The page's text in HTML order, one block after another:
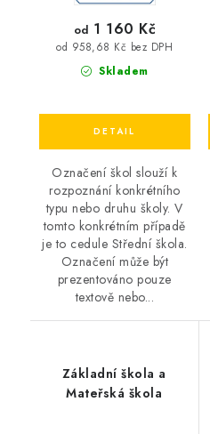
Skladem
od 958,68 Kč bez DPH
od 1 160 Kč
Označení škol slouží k
rozpoznání konkrétního
typu nebo druhu školy. V
tomto konkrétním případě
je to cedule Střední škola.
Označení může být
prezentováno pouze
textově nebo...
Základní škola a
Mateřská škola